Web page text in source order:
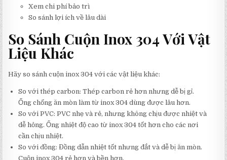
Xem chi phí bảo trì
So sánh lợi ích về lâu dài
So Sánh Cuộn Inox 304 Với Vật
Liệu Khác
Hãy so sánh cuộn inox 304 với các vật liệu khác:
So với thép carbon: Thép carbon rẻ hơn nhưng dễ bị gỉ.
Ống chống ăn mòn làm từ inox 304 dùng được lâu hơn.
So với PVC: PVC nhẹ và rẻ, nhưng không chịu được nhiệt và
dễ hỏng. Ống nhiệt độ cao từ inox 304 tốt hơn cho các nơi
cần chịu nhiệt.
So với đồng: Đồng dẫn nhiệt tốt nhưng đắt và dễ bị ăn mòn.
Cuộn inox 304 rẻ hơn và bền hơn.